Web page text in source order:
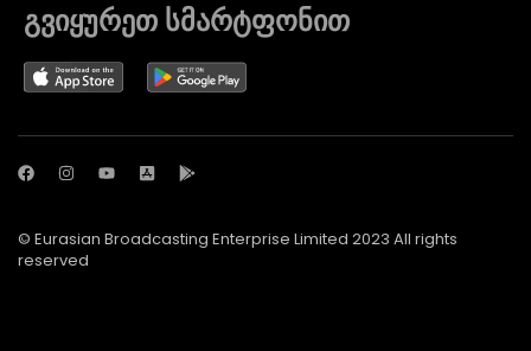
გვიყურეთ სმარტფონით
© Eurasian Broadcasting Enterprise Limited 2023 All rights
reserved